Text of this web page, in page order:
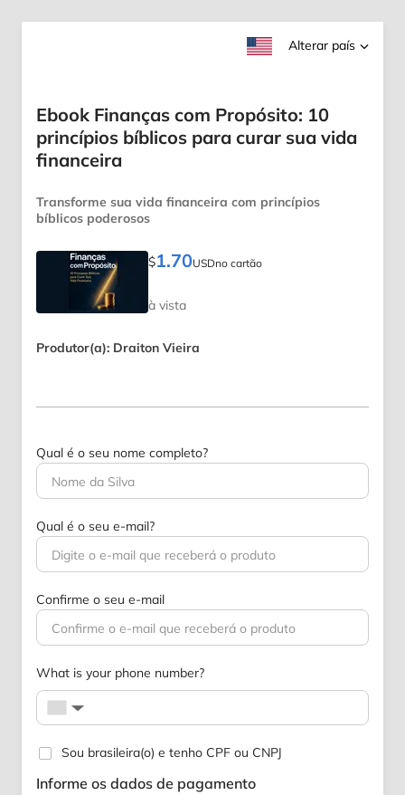
Alterar país
Ebook Finanças com Propósito: 10
princípios bíblicos para curar sua vida
financeira
Transforme sua vida financeira com princípios
bíblicos poderosos
$1.70USDno cartão
à vista
Produtor(a): Draiton Vieira
Qual é o seu nome completo?
Qual é o seu e-mail?
Confirme o seu e-mail
What is your phone number?
▼
Sou brasileira(o) e tenho CPF ou CNPJ
Informe os dados de pagamento